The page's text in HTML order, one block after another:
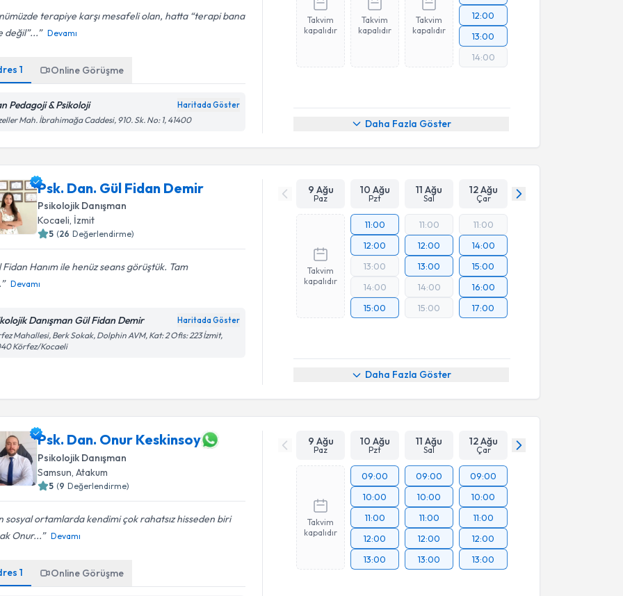
terapiye karşı mesafeli olan, hatta “terapi bana
değil”...
Devamı
1 Online Görüşme
Pedagoji & Psikoloji Haritada Göster
Mah. İbrahimağa Caddesi, 910. Sk. No: 1, 41400
Takvim
kapalıdır
Takvim
kapalıdır
Takvim
kapalıdır
12:00
13:00
14:00
Daha Fazla Göster
Psk. Dan. Gül Fidan Demir
Psikolojik Danışman
Kocaeli, İzmit
5 (26 Değerlendirme)
Fidan Hanım ile henüz seans görüştük. Tam
Devamı
Danışman Gül Fidan Demir Haritada Göster
Mahallesi, Berk Sokak, Dolphin AVM, Kat: 2 Ofis: 223 İzmit,
Körfez/Kocaeli
9 Ağu
Paz
10 Ağu
Pzt
11 Ağu
Sal
12 Ağu
Çar
Takvim
kapalıdır
11:00
12:00
13:00
14:00
15:00
11:00
12:00
13:00
14:00
15:00
11:00
14:00
15:00
16:00
17:00
Daha Fazla Göster
Psk. Dan. Onur Keskinsoy
Psikolojik Danışman
Samsun , Atakum
5 (9 Değerlendirme)
sosyal ortamlarda kendimi çok rahatsız hisseden biri
Onur...
Devamı
1 Online Görüşme
9 Ağu
Paz
10 Ağu
Pzt
11 Ağu
Sal
12 Ağu
Çar
Takvim
kapalıdır
09:00
10:00
11:00
12:00
13:00
09:00
10:00
11:00
12:00
13:00
09:00
10:00
11:00
12:00
13:00